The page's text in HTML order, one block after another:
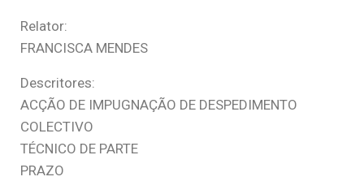
Relator:
FRANCISCA MENDES
Descritores:
ACÇÃO DE IMPUGNAÇÃO DE DESPEDIMENTO
COLECTIVO
TÉCNICO DE PARTE
PRAZO